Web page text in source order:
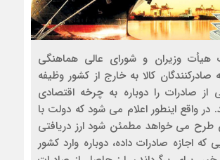
وزیران و شورای عالی هماهنگی
کالا به خارج از کشور وظیفه
از صادرات را دوباره به چرخه اقتصادی
در واقع اینطور اعلام می شود که دولت با
طرح می خواهد مطمئن شود ارز دریافتی
که اجازه صادرات داده، دوباره وارد کشور